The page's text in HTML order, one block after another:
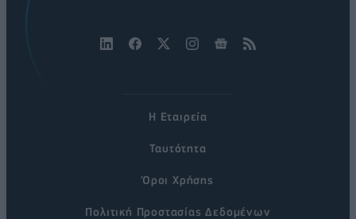
Η Εταιρεία
Ταυτότητα
Όροι Χρήσης
Πολιτική Προστασίας Δεδομένων